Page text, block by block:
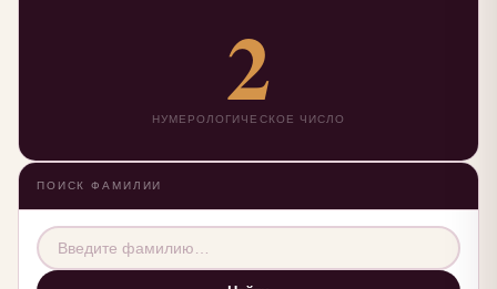
2
НУМЕРОЛОГИЧЕСКОЕ ЧИСЛО
ПОИСК ФАМИЛИИ